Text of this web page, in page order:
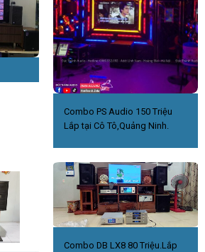
Combo PS Audio 150 Triệu
Lắp tại Cô Tô,Quảng Ninh.
Combo DB LX8 80 Triệu.Lắp